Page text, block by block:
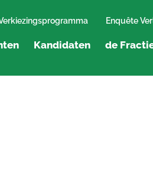
Enquête
Kandidaten de